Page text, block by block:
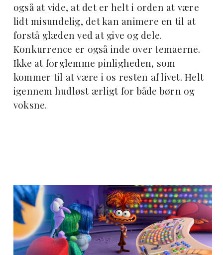
også at vide, at det er helt i orden at være
lidt misundelig, det kan animere en til at
forstå glæden ved at give og dele.
Konkurrence er også inde over temaerne.
Ikke at forglemme pinligheden, som
kommer til at være i os resten af livet. Helt
igennem hudløst ærligt for både børn og
voksne.